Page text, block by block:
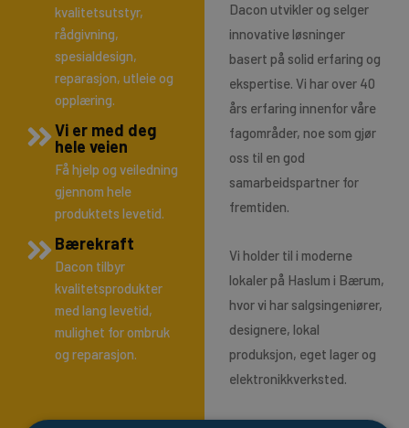
kvalitetsutstyr,
rådgivning,
spesialdesign,
reparasjon, utleie og
opplæring.
Vi er med deg
hele veien
Få hjelp og veiledning
gjennom hele
produktets levetid.
Bærekraft
Dacon tilbyr
kvalitetsprodukter
med lang levetid,
mulighet for ombruk
og reparasjon.
Dacon utvikler og selger
innovative løsninger
basert på solid erfaring og
ekspertise. Vi har over 40
års erfaring innenfor våre
fagområder, noe som gjør
oss til en god
samarbeidspartner for
fremtiden.
Vi holder til i moderne
lokaler på Haslum i Bærum,
hvor vi har salgsingeniører,
designere, lokal
produksjon, eget lager og
elektronikkverksted.